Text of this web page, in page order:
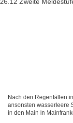
Nach den Regenfällen
ansonsten wasserleere
in den Main In